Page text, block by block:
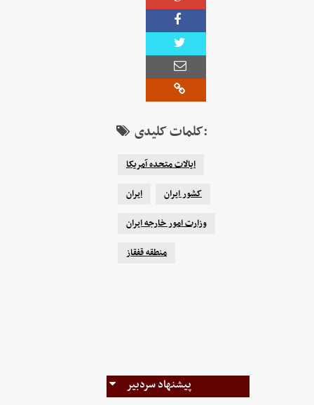
کلمات کلیدی:
ایالات متحده آمریکا
ایران
کشور ایران
وزارت امور خارجه ایران
منطقه قفقاز
پیشنهاد سردبیر